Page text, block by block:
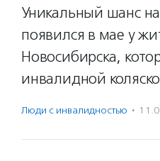
Уникальный шанс
появился в мае у
Новосибирска,
инвалидной
Люди с инвалидностью ·